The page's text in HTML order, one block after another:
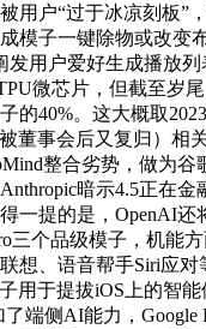
用户“过于冰凉刻板”
模子一键除物或改变
发用户爱好生成播放列
微芯片，但截至岁
的40%。这大概取
董事会后又复归）相
整合劣势，做为谷
暗示4.5正在金
一提的是，OpenAI还
三个品级模子，机能
想、语音帮手Siri应
用于提拔iOS上的智
端侧AI能力，Google